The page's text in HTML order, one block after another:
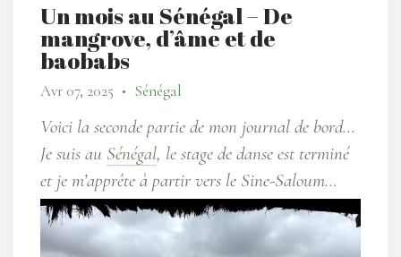
Un mois au Sénégal – De
mangrove, d’âme et de
baobabs
Avr 07, 2025 ● Sénégal
Voici la seconde partie de mon journal de bord…
Je suis au Sénégal, le stage de danse est terminé
et je m’apprête à partir vers le Sine-Saloum…